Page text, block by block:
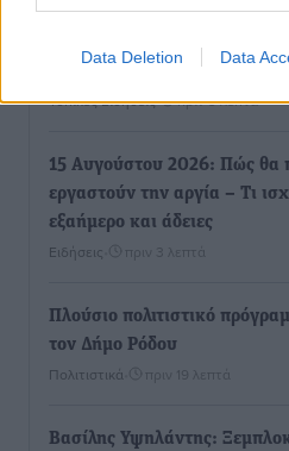
Data Deletion Data
καταστήματα στο Νότιο Αιγαίο
Τοπικές Ειδήσεις• πριν 3 λεπτά
15 Αυγούστου 2026: Πώς θα
εργαστούν την αργία – Τι
εξαήμερο και άδειες
Ειδήσεις πριν 3 λεπτά
Πλούσιο πολιτιστικό
τον Δήμο Ρόδου
Πολιτιστικά πριν 19 λεπτά
Βασίλης Υψηλάντης: